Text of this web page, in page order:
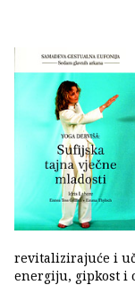
revitalizirajuće i
energiju, gipkost i